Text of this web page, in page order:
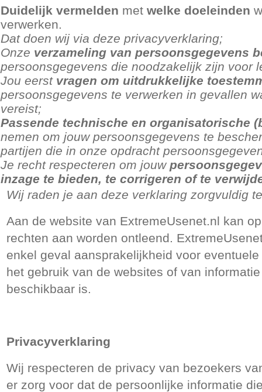
Duidelijk vermelden met welke doeleinden
verwerken.
Dat doen wij via deze privacyverklaring;
Onze verzameling van persoonsgegevens
persoonsgegevens die noodzakelijk zijn voor
Jou eerst vragen om uitdrukkelijke
persoonsgegevens te verwerken in gevallen
vereist;
Passende technische en organisatorische
nemen om jouw persoonsgegevens te
partijen die in onze opdracht
Je recht respecteren om jouw
inzage te bieden, te corrigeren of te
Wij raden je aan deze verklaring zorgvuldig
Aan de website van ExtremeUsenet.nl kan
rechten aan worden ontleend.
enkel geval aansprakelijkheid voor
het gebruik van de websites of van
beschikbaar is.
Privacyverklaring
Wij respecteren de privacy van bezoekers
er zorg voor dat de persoonlijke informatie